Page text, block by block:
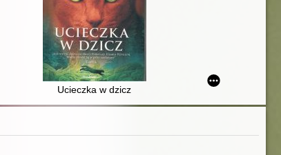
Ucieczka w dzicz